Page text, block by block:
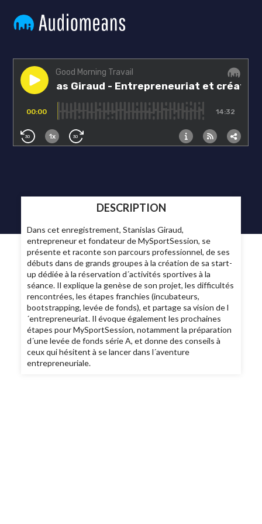
DESCRIPTION
Dans cet enregistrement, Stanislas Giraud,
entrepreneur et fondateur de MySportSession, se
présente et raconte son parcours professionnel, de ses
débuts dans de grands groupes à la création de sa start-
up dédiée à la réservation d´activités sportives à la
séance. Il explique la genèse de son projet, les difficultés
rencontrées, les étapes franchies (incubateurs,
bootstrapping, levée de fonds), et partage sa vision de l
´entrepreneuriat. Il évoque également les prochaines
étapes pour MySportSession, notamment la préparation
d´une levée de fonds série A, et donne des conseils à
ceux qui hésitent à se lancer dans l´aventure
entrepreneuriale.